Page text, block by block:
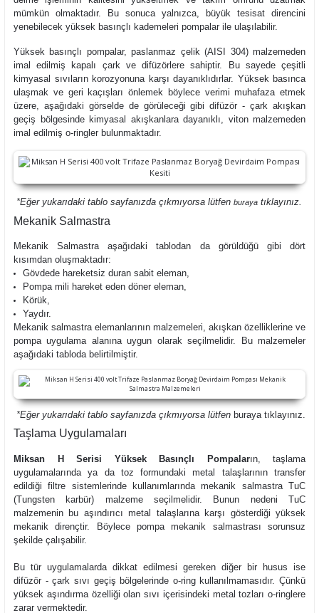
mümkün olmaktadır. Bu sonuca yalnızca, büyük tesisat direncini
yenebilecek yüksek basınçlı kademeleri pompalar ile ulaşılabilir.
Yüksek basınçlı pompalar, paslanmaz çelik (AISI 304) malzemeden
imal edilmiş kapalı çark ve difüzörlere sahiptir. Bu sayede çeşitli
kimyasal sıvıların korozyonuna karşı dayanıklıdırlar. Yüksek basınca
ulaşmak ve geri kaçışları önlemek böylece verimi muhafaza etmek
üzere, aşağıdaki görselde de görüleceği gibi difüzör - çark akışkan
geçiş bölgesinde kimyasal akışkanlara dayanıklı, viton malzemeden
imal edilmiş o-ringler bulunmaktadır.
*Eğer yukarıdaki tablo sayfanızda çıkmıyorsa lütfen buraya tıklayınız.
Mekanik Salmastra
Mekanik Salmastra aşağıdaki tablodan da görüldüğü gibi dört
kısımdan oluşmaktadır:
Gövdede hareketsiz duran sabit eleman,
Pompa mili hareket eden döner eleman,
Körük,
Yaydır.
Mekanik salmastra elemanlarının malzemeleri, akışkan özelliklerine ve
pompa uygulama alanına uygun olarak seçilmelidir. Bu malzemeler
aşağıdaki tabloda belirtilmiştir.
*Eğer yukarıdaki tablo sayfanızda çıkmıyorsa lütfen burayatıklayınız.
Taşlama Uygulamaları
Miksan H Serisi Yüksek Basınçlı Pompaların, taşlama
uygulamalarında ya da toz formundaki metal talaşlarının transfer
edildiği filtre sistemlerinde kullanımlarında mekanik salmastra TuC
(Tungsten karbür) malzeme seçilmelidir. Bunun nedeni TuC
malzemenin bu aşındırıcı metal talaşlarına karşı gösterdiği yüksek
mekanik dirençtir. Böylece pompa mekanik salmastrası sorunsuz
şekilde çalışabilir.
Bu tür uygulamalarda dikkat edilmesi gereken diğer bir husus ise
difüzör - çark sıvı geçiş bölgelerinde o-ring kullanılmamasıdır. Çünkü
yüksek aşındırma özelliği olan sıvı içerisindeki metal tozları o-ringlere
zarar vermektedir.